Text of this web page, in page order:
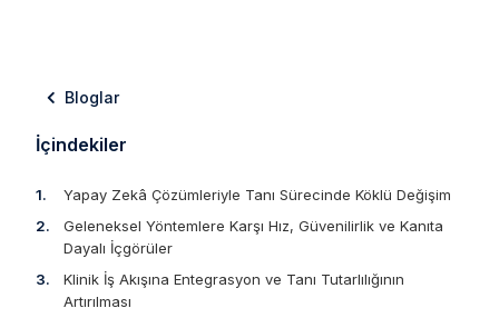
Bloglar
İçindekiler
Yapay Zekâ Çözümleriyle Tanı Sürecinde Köklü Değişim
Geleneksel Yöntemlere Karşı Hız, Güvenilirlik ve Kanıta
Dayalı İçgörüler
Klinik İş Akışına Entegrasyon ve Tanı Tutarlılığının
Artırılması